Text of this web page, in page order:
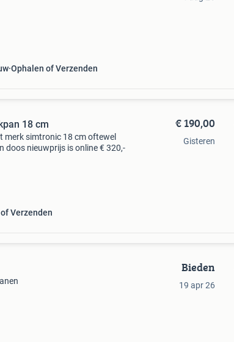
Ophalen of Verzenden
18 cm
merk simtronic 18 cm oftewel
doos nieuwprijs is online € 320,-
Verzenden
€ 190,00
Gisteren
Bieden
19 apr 26